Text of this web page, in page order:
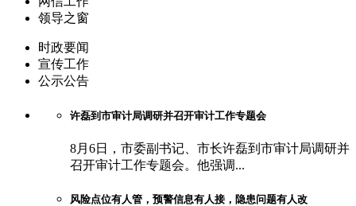
领导之窗
时政要闻
宣传工作
公示公告
许磊到市审计局调研并召开审计工作专题会
8月6日，市委副书记、市长许磊到市审计局调研并
召开审计工作专题会。他强调...
风险点位有人管，预警信息有人接，隐患问题有人改